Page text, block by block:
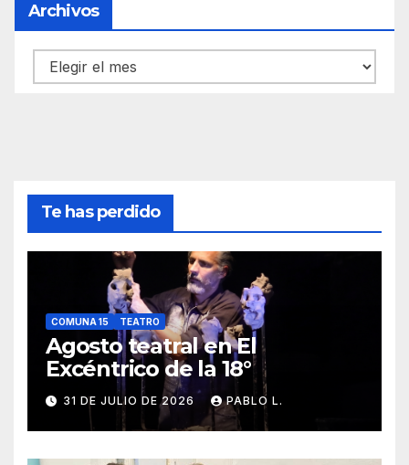
Archivos
Archivos
Te has perdido
COMUNA 15 TEATRO
Agosto teatral en El
Excéntrico de la 18°
31 DE JULIO DE 2026 PABLO L.